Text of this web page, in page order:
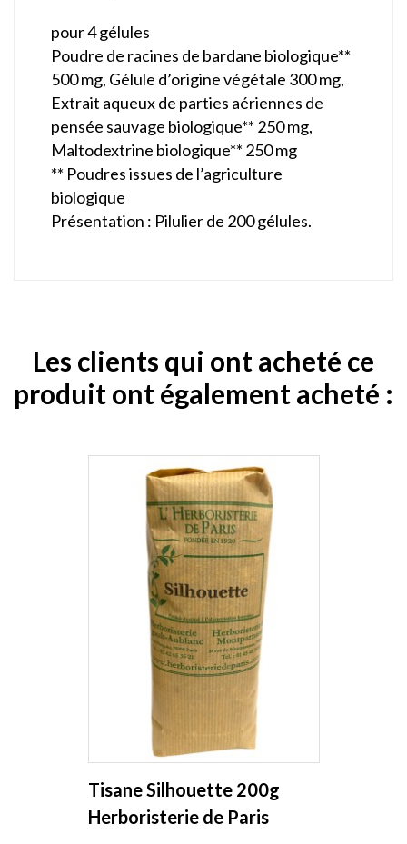
pour 4 gélules
Poudre de racines de bardane biologique**
500 mg, Gélule d’origine végétale 300 mg,
Extrait aqueux de parties aériennes de
pensée sauvage biologique** 250 mg,
Maltodextrine biologique** 250 mg
** Poudres issues de l’agriculture
biologique
Présentation : Pilulier de 200 gélules.
Les clients qui ont acheté ce
produit ont également acheté :
Tisane Silhouette 200g
Herboristerie de Paris